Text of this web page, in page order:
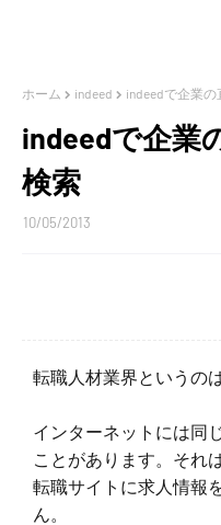
ホーム indeed indeedで企業
indeedで企業
検索
10/05/2013
転職人材業界というの
インターネットには同
ことがあります。それ
転職サイトに求人情報
ん。